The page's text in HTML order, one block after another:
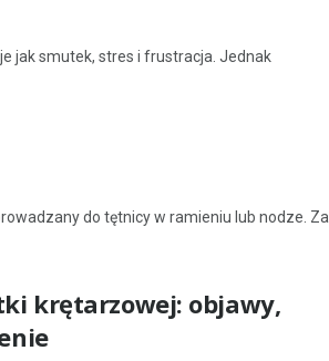
jak smutek, stres i frustracja. Jednak
do tętnicy w ramieniu lub nodze. Za
krętarzowej: objawy,